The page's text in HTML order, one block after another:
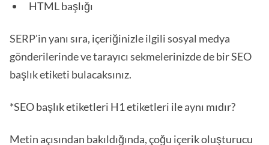
HTML başlığı
SERP'in yanı sıra, içeriğinizle ilgili sosyal medya
gönderilerinde ve tarayıcı sekmelerinizde de bir SEO
başlık etiketi bulacaksınız.
*SEO başlık etiketleri H1 etiketleri ile aynı mıdır?
Metin açısından bakıldığında, çoğu içerik oluşturucu